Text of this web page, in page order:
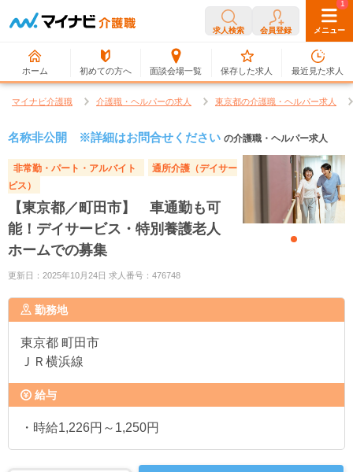
求人検索 会員登録 メニュー
ホーム 初めての方へ 面談会場一覧
0
保存した求人
1
最近見た求人
マイナビ介護職 介護職・ヘルパーの求人 東京都の介護職・ヘルパー求人
名称非公開 ※詳細はお問合せください の介護職・ヘルパー求人
非常勤・パート・アルバイト
通所介護（デイサー
ビス）
【東京都／町田市】 車通勤も可
能！デイサービス・特別養護老人
ホームでの募集
更新日：2025年10月24日 求人番号：476748
勤務地
東京都 町田市
ＪＲ横浜線
給与
・時給1,226円～1,250円